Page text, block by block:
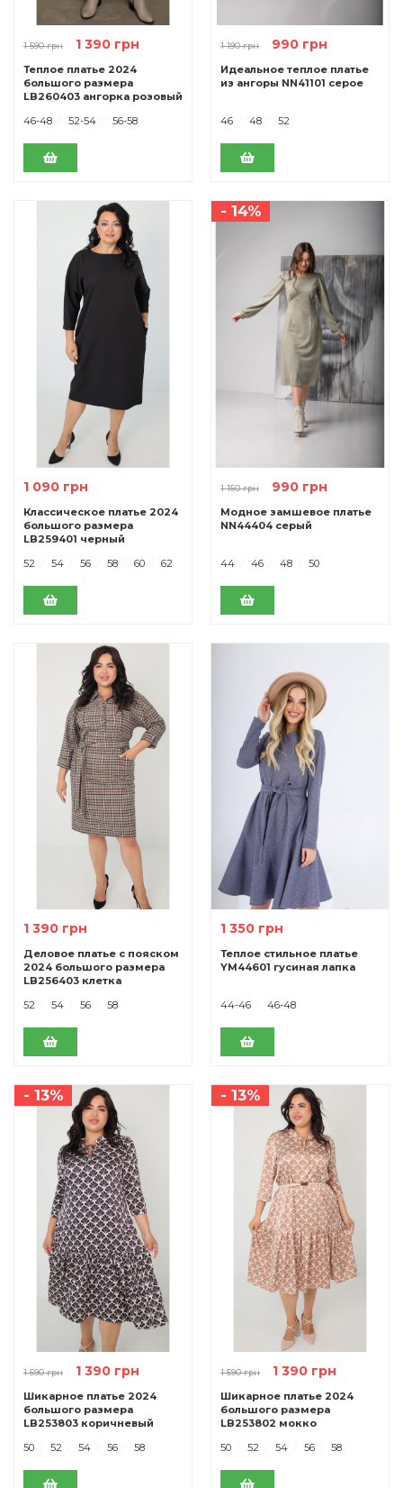
1 590 грн 1 390 грн
Теплое платье 2024
большого размера
LB260403 ангорка розовый
46-48
52-54 56-58
1 190 грн 990 грн
Идеальное теплое платье
из ангоры NN41101 серое
46 48 52
1 090 грн
Классическое платье 2024
большого размера
LB259401 черный
52
54 56 58 60 62
- 14%
1 150 грн 990 грн
Модное замшевое платье
NN44404 серый
44 46 48 50
1 390 грн
Деловое платье с пояском
2024 большого размера
LB256403 клетка
52
54 56 58
1 350 грн
Теплое стильное платье
YM44601 гусиная лапка
44-46 46-48
- 13%
1 590 грн 1 390 грн
Шикарное платье 2024
большого размера
LB253803 коричневый
50
52 54 56 58
- 13%
1 590 грн 1 390 грн
Шикарное платье 2024
большого размера
LB253802 мокко
50
52 54 56 58